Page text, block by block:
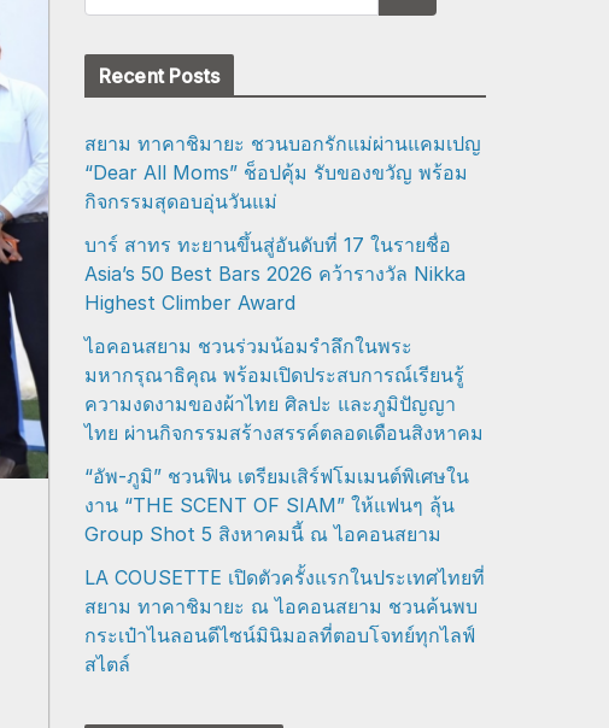
Recent Posts
สยาม ทาคาชิมายะ ชวนบอกรักแม่ผ่านแคมเปญ
“Dear All Moms” ช็อปคุ้ม รับของขวัญ พร้อม
กิจกรรมสุดอบอุ่นวันแม่
บาร์ สาทร ทะยานขึ้นสู่อันดับที่ 17 ในรายชื่อ
Asia’s 50 Best Bars 2026 คว้ารางวัล Nikka
Highest Climber Award
ไอคอนสยาม ชวนร่วมน้อมรำลึกในพระ
มหากรุณาธิคุณ พร้อมเปิดประสบการณ์เรียนรู้
ความงดงามของผ้าไทย ศิลปะ และภูมิปัญญา
ไทย ผ่านกิจกรรมสร้างสรรค์ตลอดเดือนสิงหาคม
“อัพ-ภูมิ” ชวนฟิน เตรียมเสิร์ฟโมเมนต์พิเศษใน
งาน “THE SCENT OF SIAM” ให้แฟนๆ ลุ้น
Group Shot 5 สิงหาคมนี้ ณ ไอคอนสยาม
LA COUSETTE เปิดตัวครั้งแรกในประเทศไทยที่
สยาม ทาคาชิมายะ ณ ไอคอนสยาม ชวนค้นพบ
กระเป๋าไนลอนดีไซน์มินิมอลที่ตอบโจทย์ทุกไลฟ์
สไตล์